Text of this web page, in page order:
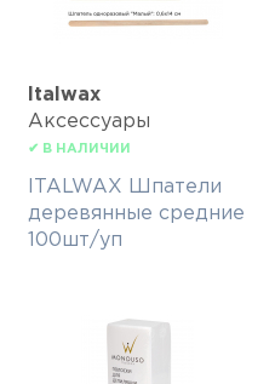
Italwax
Аксессуары
✔ В НАЛИЧИИ
ITALWAX Шпатели
деревянные средние
100шт/уп